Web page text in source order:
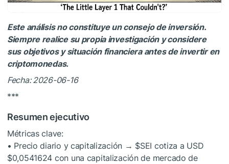
Este análisis no constituye un consejo de inversión.
Siempre realice su propia investigación y considere
sus objetivos y situación financiera antes de invertir en
criptomonedas.
Fecha: 2026-06-16
***
Resumen ejecutivo
Métricas clave:
• Precio diario y capitalización → $SEI cotiza a USD
$0,0541624 con una capitalización de mercado de